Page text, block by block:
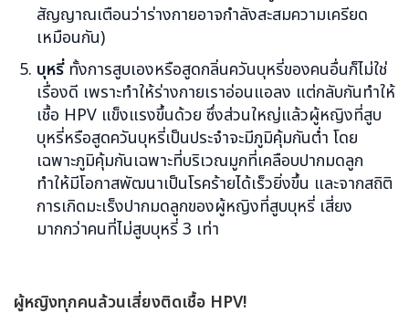
สัญญาณเตือนว่าร่างกายอาจกำลังสะสมความเครียด
เหมือนกัน)
บุหรี่ทั้งการสูบเองหรือสูดกลิ่นควันบุหรี่ของคนอื่นก็ไม่ใช่
เรื่องดี เพราะทำให้ร่างกายเราอ่อนแอลง แต่กลับกันทำให้
เชื้อ HPV แข็งแรงขึ้นด้วย ซึ่งส่วนใหญ่แล้วผู้หญิงที่สูบ
บุหรี่หรือสูดควันบุหรี่เป็นประจำจะมีภูมิคุ้มกันต่ำ โดย
เฉพาะภูมิคุ้มกันเฉพาะที่บริเวณมูกที่เคลือบปากมดลูก
ทำให้มีโอกาสพัฒนาเป็นโรคร้ายได้เร็วยิ่งขึ้น และจากสถิติ
การเกิดมะเร็งปากมดลูกของผู้หญิงที่สูบบุหรี่ เสี่ยง
มากกว่าคนที่ไม่สูบบุหรี่ 3 เท่า
ผู้หญิงทุกคนล้วนเสี่ยงติดเชื้อ HPV!